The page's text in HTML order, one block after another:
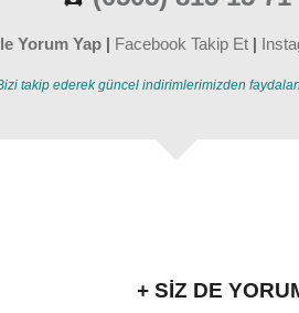
Yorum Yap | Facebook Takip Et |
takip ederek güncel indirimlerimizden
+ SIZ DE